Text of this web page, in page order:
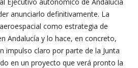
anunciarlo definitivamente. La
como estrategia de
Andalucía y lo hace, en concreto,
impulso claro por parte de la Junta
en un proyecto que verá pronto la